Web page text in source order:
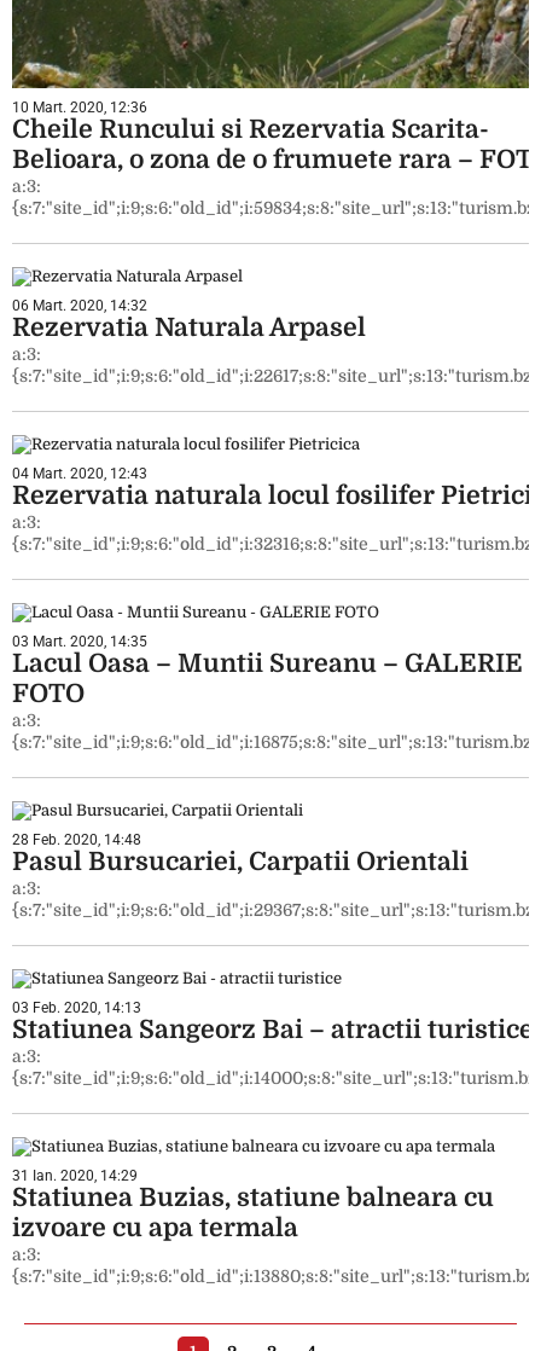
10 Mart. 2020, 12:36
Cheile Runcului si Rezervatia Scarita-
Belioara, o zona de o frumuete rara –
a:3:
06 Mart. 2020, 14:32
Rezervatia Naturala Arpasel
a:3:
04 Mart. 2020, 12:43
Rezervatia naturala locul fosilifer
a:3:
03 Mart. 2020, 14:35
Lacul Oasa – Muntii Sureanu – GALERIE
FOTO
a:3:
28 Feb. 2020, 14:48
Pasul Bursucariei, Carpatii Orientali
a:3:
03 Feb. 2020, 14:13
Statiunea Sangeorz Bai – atractii turistice
a:3:
31 Ian. 2020, 14:29
Statiunea Buzias, statiune balneara cu
izvoare cu apa termala
a:3: